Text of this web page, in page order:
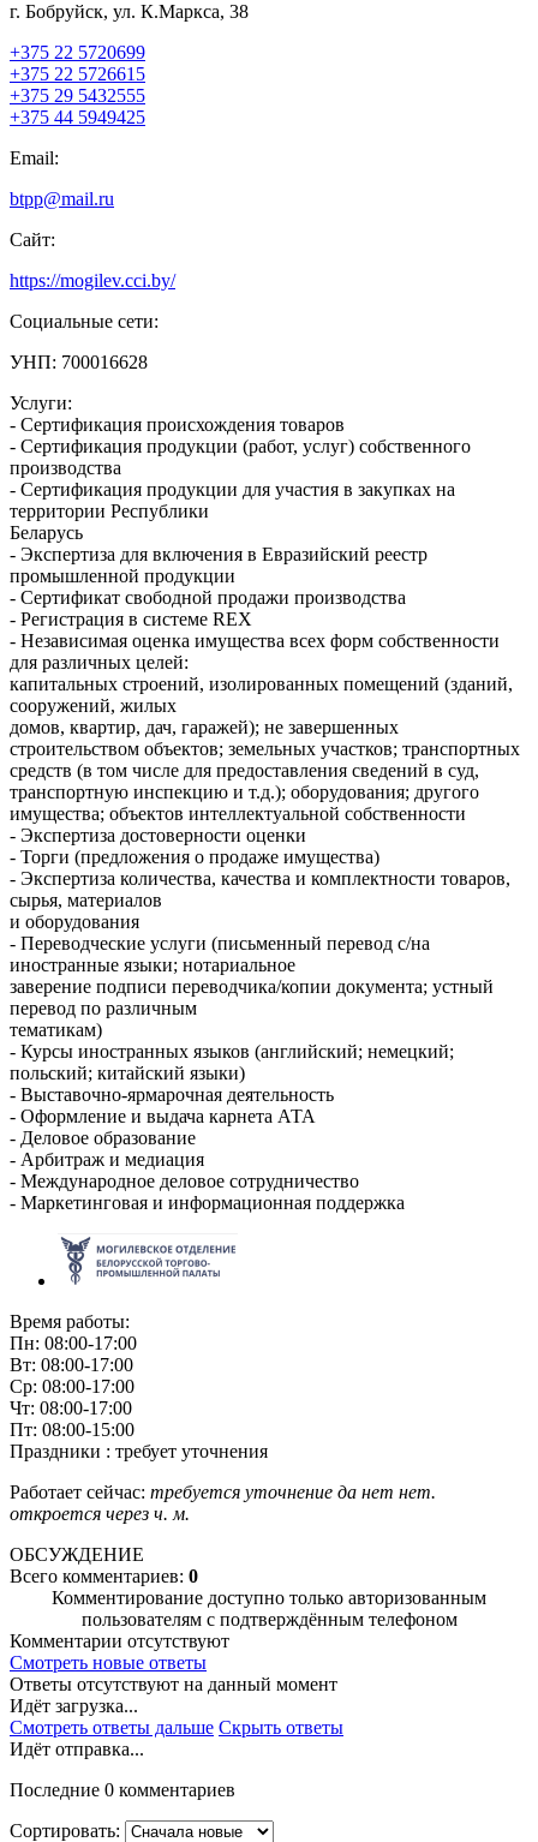
г. Бобруйск, ул. К.Маркса, 38
+375 22 5720699
+375 22 5726615
+375 29 5432555
+375 44 5949425
Email:
btpp@mail.ru
Сайт:
https://mogilev.cci.by/
Социальные сети:
УНП: 700016628
Услуги:
- Сертификация происхождения товаров
- Сертификация продукции (работ, услуг) собственного
производства
- Сертификация продукции для участия в закупках на
территории Республики
Беларусь
- Экспертиза для включения в Евразийский реестр
промышленной продукции
- Сертификат свободной продажи производства
- Регистрация в системе REX
- Независимая оценка имущества всех форм собственности
для различных целей:
капитальных строений, изолированных помещений (зданий,
сооружений, жилых
домов, квартир, дач, гаражей); не завершенных
строительством объектов; земельных участков; транспортных
средств (в том числе для предоставления сведений в суд,
транспортную инспекцию и т.д.); оборудования; другого
имущества; объектов интеллектуальной собственности
- Экспертиза достоверности оценки
- Торги (предложения о продаже имущества)
- Экспертиза количества, качества и комплектности товаров,
сырья, материалов
и оборудования
- Переводческие услуги (письменный перевод с/на
иностранные языки; нотариальное
заверение подписи переводчика/копии документа; устный
перевод по различным
тематикам)
- Курсы иностранных языков (английский; немецкий;
польский; китайский языки)
- Выставочно-ярмарочная деятельность
- Оформление и выдача карнета АТА
- Деловое образование
- Арбитраж и медиация
- Международное деловое сотрудничество
- Маркетинговая и информационная поддержка
Время работы:
Пн: 08:00-17:00
Вт: 08:00-17:00
Ср: 08:00-17:00
Чт: 08:00-17:00
Пт: 08:00-15:00
Праздники : требует уточнения
Работает сейчас: требуется уточнение да нет нет.
откроется через ч. м.
ОБСУЖДЕНИЕ
Всего комментариев: 0
Комментирование доступно только авторизованным
пользователям с подтверждённым телефоном
Комментарии отсутствуют
Смотреть новые ответы
Ответы отсутствуют на данный момент
Идёт загрузка...
Смотреть ответы дальше Скрыть ответы
Идёт отправка...
Последние 0 комментариев
Сортировать: